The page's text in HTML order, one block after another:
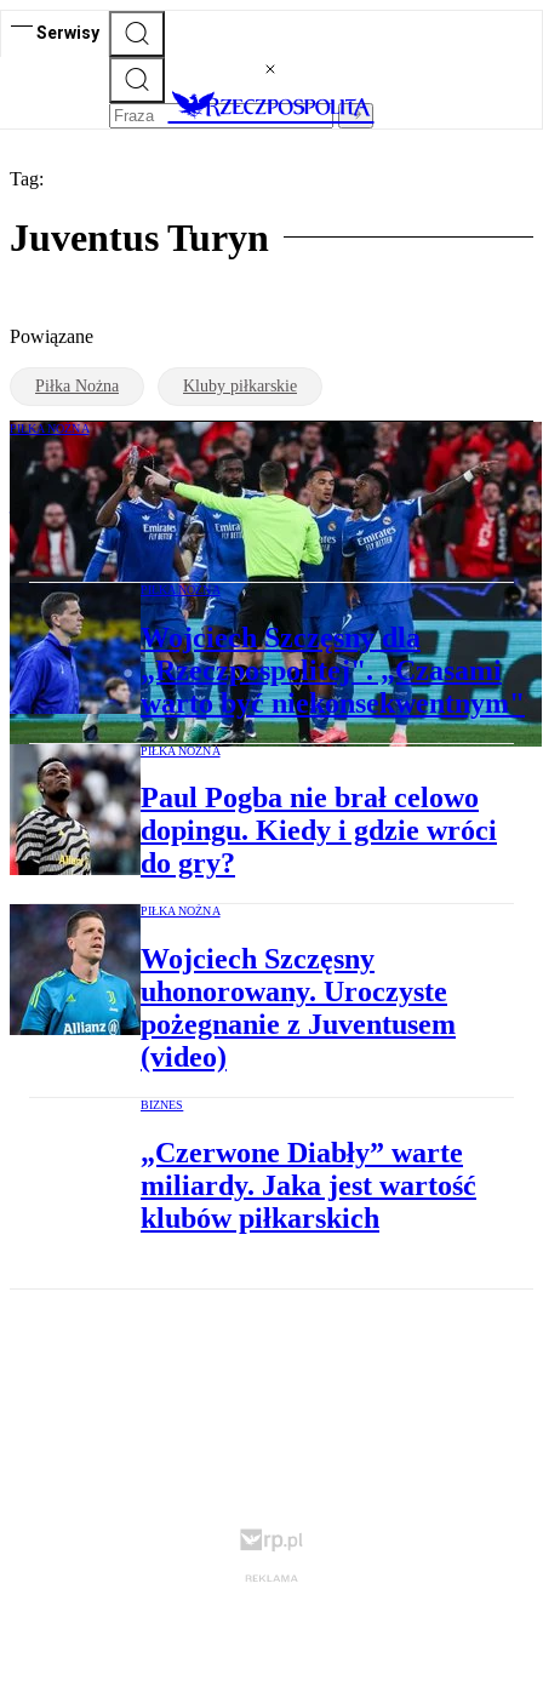
Serwisy
Tag:
Juventus Turyn
Powiązane
Piłka Nożna Kluby piłkarskie
PIŁKA NOŻNA
Rasistowski skandal w LM: Mecz Benfica
– Real Madryt przerwany. Vinícius zszedł
z boiska
PIŁKA NOŻNA
Wojciech Szczęsny dla
„Rzeczpospolitej". „Czasami
warto być niekonsekwentnym"
PIŁKA NOŻNA
Paul Pogba nie brał celowo
dopingu. Kiedy i gdzie wróci
do gry?
PIŁKA NOŻNA
Wojciech Szczęsny
uhonorowany. Uroczyste
pożegnanie z Juventusem
(video)
BIZNES
„Czerwone Diabły” warte
miliardy. Jaka jest wartość
klubów piłkarskich